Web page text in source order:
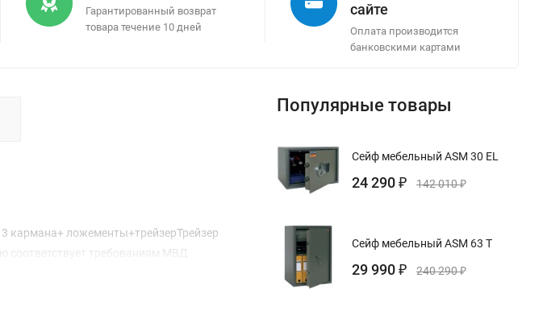
Гарантированный возврат
товара течение 10 дней
сайте
Оплата производится
банковскими картами
кармана+ ложементы+трейзерТрейзер
соответствует требованиям МВД
Популярные товары
Сейф мебельный ASM 30 EL
24 290 ₽ 142 010₽
Сейф мебельный ASM 63 T
29 990 ₽ 240 290₽